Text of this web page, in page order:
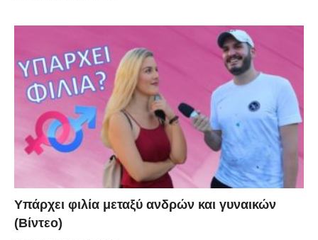
Υπάρχει φιλία μεταξύ ανδρών και γυναικών
(Βίντεο)